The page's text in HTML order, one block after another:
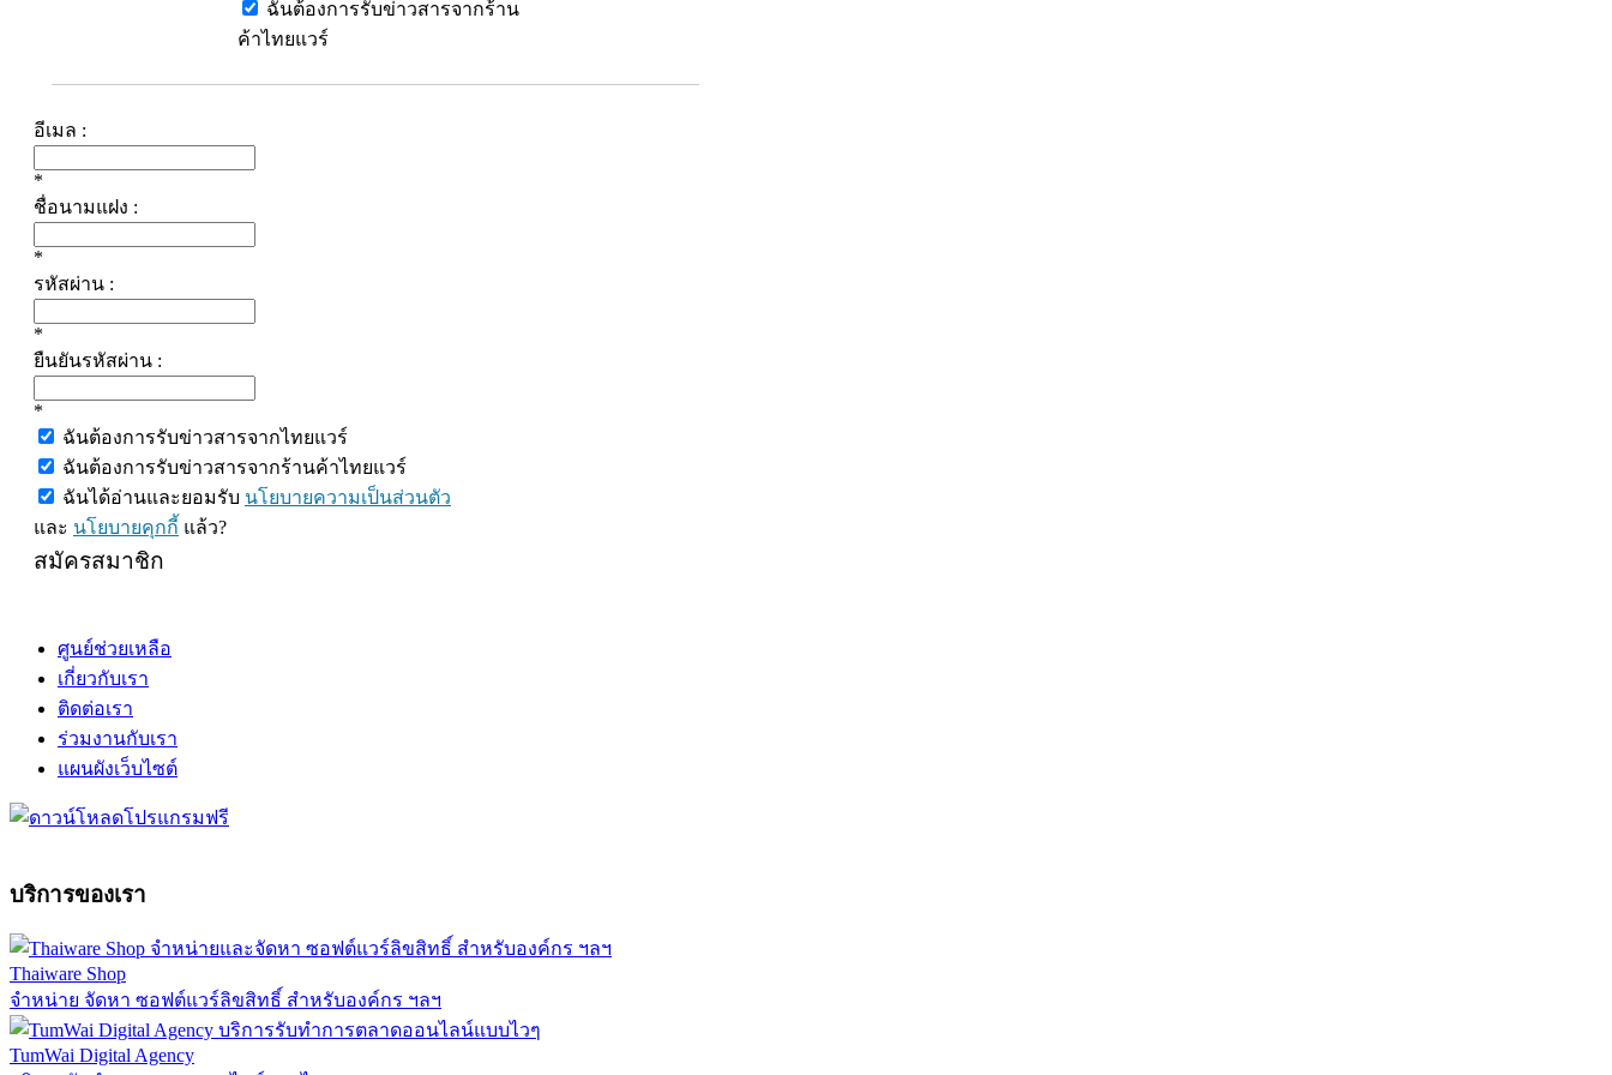
ฉันต้องการรับข่าวสารจากร้าน
ค้าไทยแวร์
อีเมล :
*
ชื่อนามแฝง :
*
รหัสผ่าน :
*
ยืนยันรหัสผ่าน :
*
ฉันต้องการรับข่าวสารจากไทยแวร์
ฉันต้องการรับข่าวสารจากร้านค้าไทยแวร์
ฉันได้อ่านและยอมรับ นโยบายความเป็นส่วนตัว
และ นโยบายคุกกี้ แล้ว?
สมัครสมาชิก
ศูนย์ช่วยเหลือ
เกี่ยวกับเรา
ติดต่อเรา
ร่วมงานกับเรา
แผนผังเว็บไซต์
บริการของเรา
Thaiware Shop
จำหน่าย จัดหา ซอฟต์แวร์ลิขสิทธิ์ สำหรับองค์กร ฯลฯ
TumWai Digital Agency